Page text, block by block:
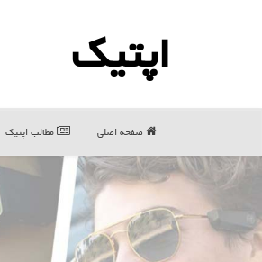
اپتیك
صفحه اصلی مطالب اپتیك